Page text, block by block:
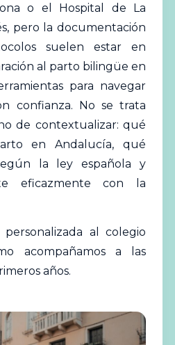
o el Hospital de La
pero la documentación
suelen estar en
al parto bilingüe en
para navegar
confianza. No se trata
de contextualizar: qué
en Andalucía, qué
la ley española y
eficazmente con la
personalizada al colegio
acompañamos a las
años.